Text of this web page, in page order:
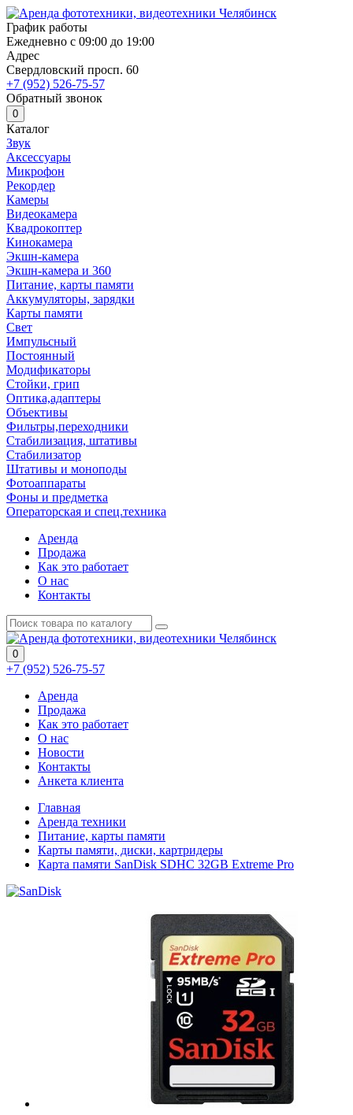
График работы
Ежедневно с 09:00 до 19:00
Адрес
Свердловский просп. 60
+7 (952) 526-75-57
Обратный звонок
0
Каталог
Звук
Аксессуары
Микрофон
Рекордер
Камеры
Видеокамера
Квадрокоптер
Кинокамера
Экшн-камера
Экшн-камера и 360
Питание, карты памяти
Аккумуляторы, зарядки
Карты памяти
Свет
Импульсный
Постоянный
Модификаторы
Стойки, грип
Оптика,адаптеры
Объективы
Фильтры,переходники
Стабилизация, штативы
Стабилизатор
Штативы и моноподы
Фотоаппараты
Фоны и предметка
Операторская и спец.техника
Аренда
Продажа
Как это работает
О нас
Контакты
0
+7 (952) 526-75-57
Аренда
Продажа
Как это работает
О нас
Новости
Контакты
Анкета клиента
Главная
Аренда техники
Питание, карты памяти
Карты памяти, диски, картридеры
Карта памяти SanDisk SDHC 32GB Extreme Pro